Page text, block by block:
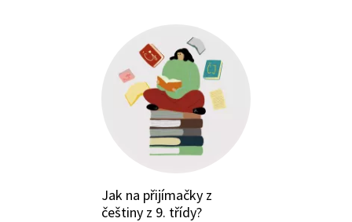
Jak na přijímačky z
češtiny z 9. třídy?